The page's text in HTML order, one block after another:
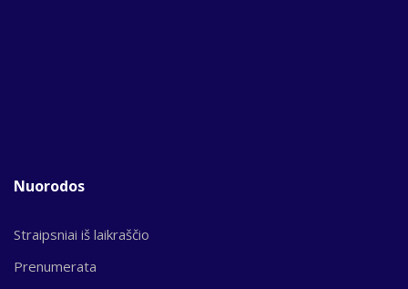
Nuorodos
Straipsniai iš laikraščio
Prenumerata